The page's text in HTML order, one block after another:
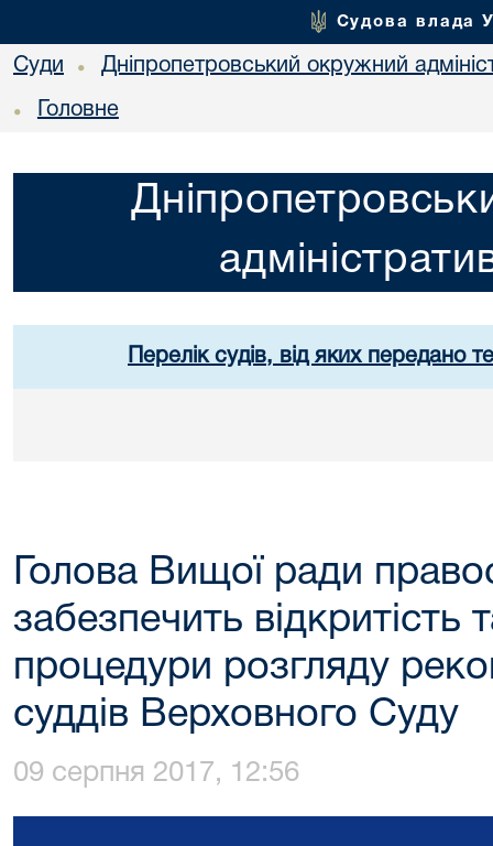
Судова влада
Суди • Дніпропетровський окружний
• Головне
Перелік судів, від яких передано
Голова Вищої ради
забезпечить відкритість
процедури розгляду
суддів Верховного Суду
09 серпня 2017, 12:56